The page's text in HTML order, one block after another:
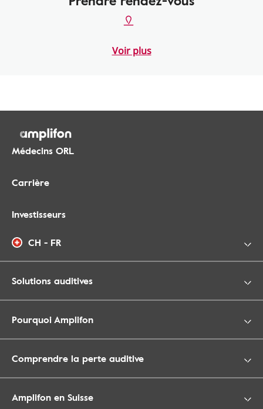
Voir plus
Médecins ORL
Carrière
Investisseurs
CH - FR
Solutions auditives
Pourquoi Amplifon
Comprendre la perte auditive
Amplifon en Suisse